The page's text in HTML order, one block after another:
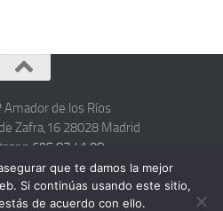
Amador de los Ríos
Zafra,16 28028 Madrid
695 87 41 08
que te damos la mejor
Si continúas usando este sitio,
de acuerdo con ello.